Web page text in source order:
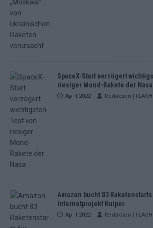
SpaceX-Start verzögert
riesiger Mond-Rakete der Nasa
April 2022 Redaktion |
Amazon bucht 83
Internetprojekt Kuiper
April 2022 Redaktion |